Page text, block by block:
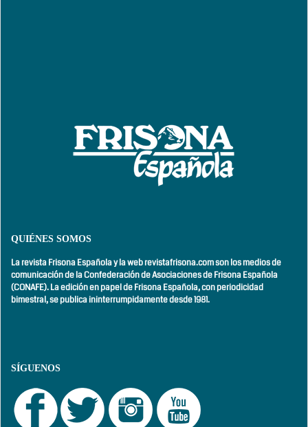
QUIÉNES SOMOS
La revista Frisona Española y la web revistafrisona.com son los medios de
comunicación de la Confederación de Asociaciones de Frisona Española
(CONAFE). La edición en papel de Frisona Española, conperiodicidad
bimestral,se publica ininterrumpidamente desde 1981.
SÍGUENOS